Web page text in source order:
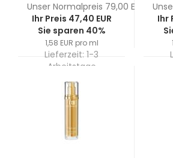
Unser Normalpreis 79,00 EUR
Ihr Preis 47,40 EUR
Sie sparen 40%
1,58 EUR pro ml
Lieferzeit: 1-3
Arbeitstage
Ihr